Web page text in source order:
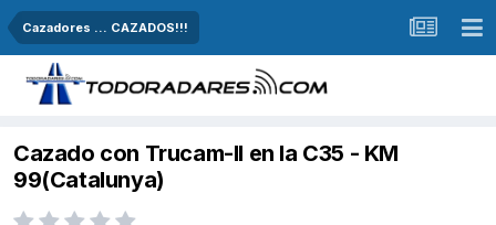
Cazadores ... CAZADOS!!!
Cazado con Trucam-II en la C35 - KM
99(Catalunya)